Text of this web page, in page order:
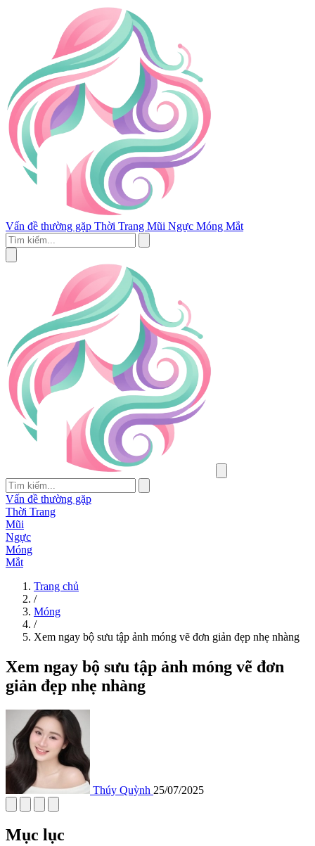
Vấn đề thường gặp Thời Trang Mũi Ngực Móng Mắt
Vấn đề thường gặp
Thời Trang
Mũi
Ngực
Móng
Mắt
Trang chủ
/
Móng
/
Xem ngay bộ sưu tập ảnh móng vẽ đơn giản đẹp nhẹ nhàng
Xem ngay bộ sưu tập ảnh móng vẽ đơn
giản đẹp nhẹ nhàng
Thúy Quỳnh 25/07/2025
Mục lục